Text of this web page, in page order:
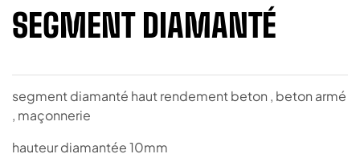
SEGMENT DIAMANTÉ
segment diamanté haut rendement beton , beton armé
, maçonnerie
hauteur diamantée 10mm